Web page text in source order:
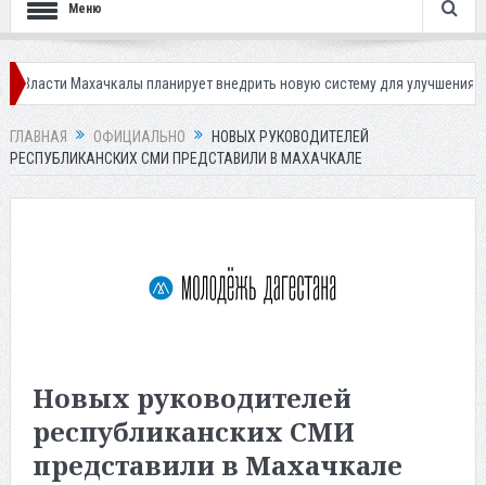
Меню
планирует внедрить новую систему для улучшения ситуации с
ГЛАВНАЯ ОФИЦИАЛЬНО
НОВЫХ РУКОВОДИТЕЛЕЙ
РЕСПУБЛИКАНСКИХ СМИ ПРЕДСТАВИЛИ В МАХАЧКАЛЕ
Новых руководителей
республиканских СМИ
представили в Махачкале